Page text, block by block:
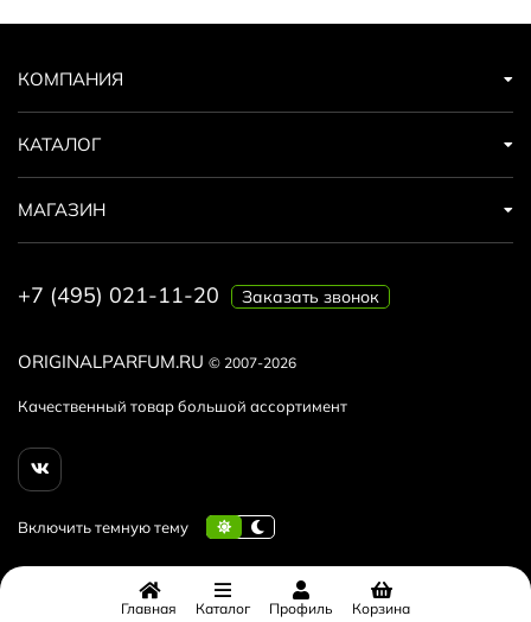
ORIGINALPARFUM.RU © 2007-2026
Качественный товар большой ассортимент
КОМПАНИЯ
КАТАЛОГ
МАГАЗИН
+7 (495) 021-11-20 Заказать звонок
Главная Каталог Профиль Корзина